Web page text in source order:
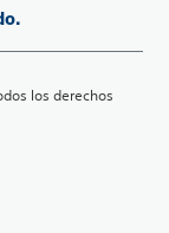
los derechos